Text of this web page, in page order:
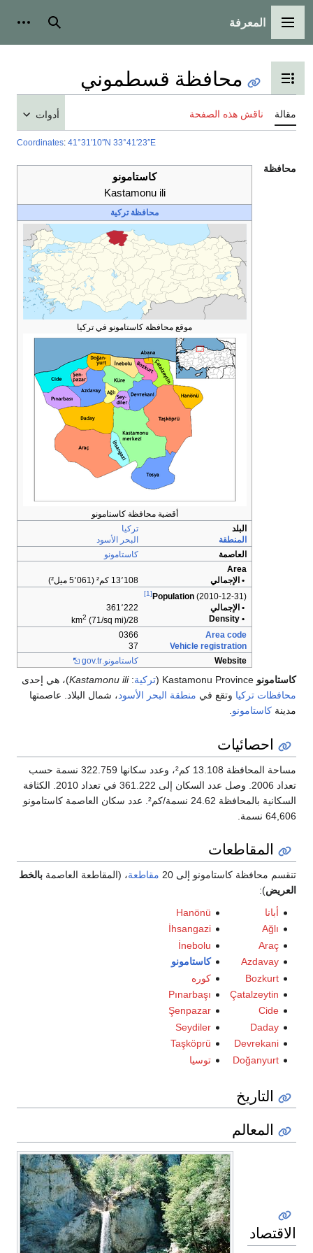
القائمة الرئيسية
المعرفة بحث
تبديل عرض جدول المحتويات
محافظة قسطموني
مقالة ناقش هذه الصفحة أدوات
Coordinates: 41°31′10″N 33°41′23″E
كاستامونو
Kastamonu ili
محافظة تركية
موقع محافظة كاستامونو في تركيا
أقضية محافظة كاستامونو
البلد
تركيا
المنطقة
البحر الأسود
العاصمة
كاستامونو
Area
• الإجمالي
13٬108 كم² (5٬061 ميل²)
Population (2010-12-31)
[1]
• الإجمالي
361٬222
• Density
28/km
2 (71/sq mi)
Area code
0366
Vehicle registration
37
Website
كاستامونو.gov.tr
محافظة
كاستامونو تركية:
Kastamonu ili)، هي إحدى
محافظات تركيا وتقع في منطقة البحر الأسود، شمال البلاد. عاصمتها
مدينة كاستامونو.
احصائيات
مساحة المحافظة 13.108 كم²، وعدد سكانها 322.759 نسمة حسب
تعداد 2006. وصل عدد السكان إلى 361.222 في تعداد 2010. الكثافة
السكانية بالمحافظة 24.62 نسمة/كم². عدد سكان العاصمة كاستامونو
64,606 نسمة.
المقاطعات
تنقسم محافظة كاستامونو إلى 20 مقاطعة، (المقاطعة العاصمة بالخط
العريض):
أبانا
Ağlı
Araç
Azdavay
Bozkurt
Çatalzeytin
Cide
Daday
Devrekani
Doğanyurt
Hanönü
İhsangazi
İnebolu
كاستامونو
كوره
Pınarbaşı
Şenpazar
Seydiler
Taşköprü
توسيا
التاريخ
المعالم
الاقتصاد